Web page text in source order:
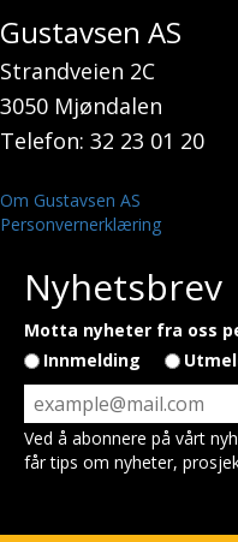
Gustavsen AS
Strandveien 2C
3050 Mjøndalen
Telefon: 32 23 01 20
Om Gustavsen AS
Personvernerklæring
Nyhetsbrev
Motta nyheter fra oss
Innmelding
Ved å abonnere på vårt
får tips om nyheter,